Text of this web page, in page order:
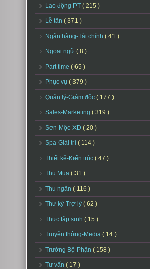
Lao động PT ( 215 )
Lễ tân ( 371 )
Ngân hàng-Tài chính ( 41 )
Ngoại ngữ ( 8 )
Part time ( 65 )
Phục vụ ( 379 )
Quản lý-Giám đốc ( 177 )
Sales-Marketing ( 319 )
Sơn-Mộc-XD ( 20 )
Spa-Giải trí ( 114 )
Thiết kế-Kiến trúc ( 47 )
Thu Mua ( 31 )
Thu ngân ( 116 )
Thư ký-Trợ lý ( 62 )
Thực tập sinh ( 15 )
Truyền thông-Media ( 14 )
Trưởng Bộ Phận ( 158 )
Tư vấn ( 17 )